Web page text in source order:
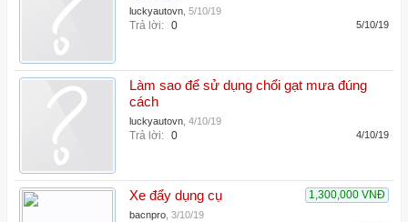
luckyautovn 5/10/19
Trả lời: 0 5/10/19
Làm sao để sử dụng chổi gạt mưa đúng
cách
luckyautovn 4/10/19
Trả lời: 0 4/10/19
1,300,000 VNĐ
Xe đẩy dụng cụ
bacnpro 3/10/19